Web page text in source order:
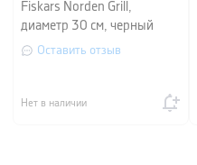
Fiskars Norden Grill,
диаметр 30 см, черный
Оставить отзыв
Нет в наличии